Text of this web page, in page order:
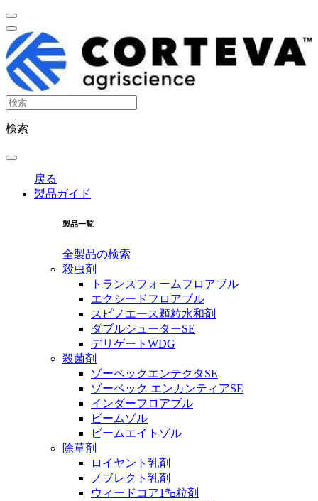
検索
戻る
製品ガイド
製品一覧
全製品の検索
殺虫剤
トランスフォームフロアブル
エクシードフロアブル
スピノエース顆粒水和剤
ダブルシューターSE
デリゲートWDG
殺菌剤
ゾーベックエンテクタSE
ゾーベック エンカンティアSE
インダーフロアブル
ビームゾル
ビームエイトゾル
除草剤
ロイヤント乳剤
ノブレクト乳剤
ウィードコア1㌔粒剤